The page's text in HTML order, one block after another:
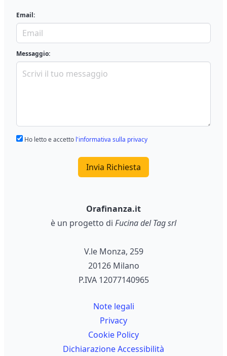
Email:
Messaggio:
Ho letto e accetto l'informativa sulla privacy
Invia Richiesta
Orafinanza.it
è un progetto di Fucina del Tag srl
V.le Monza, 259
20126 Milano
P.IVA 12077140965
Note legali
Privacy
Cookie Policy
Dichiarazione Accessibilità